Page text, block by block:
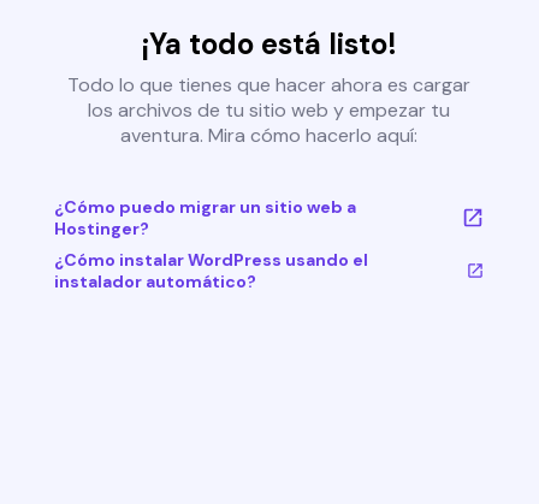
¡Ya todo está listo!
Todo lo que tienes que hacer ahora es cargar
los archivos de tu sitio web y empezar tu
aventura. Mira cómo hacerlo aquí:
¿Cómo puedo migrar un sitio web a
Hostinger?
¿Cómo instalar WordPress usando el
instalador automático?